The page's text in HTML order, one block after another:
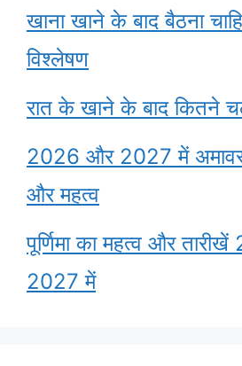
खाना खाने के बाद बैठना
विश्लेषण
रात के खाने के बाद कितने
2026 और 2027 में
और महत्व
पूर्णिमा का महत्व और
2027 में